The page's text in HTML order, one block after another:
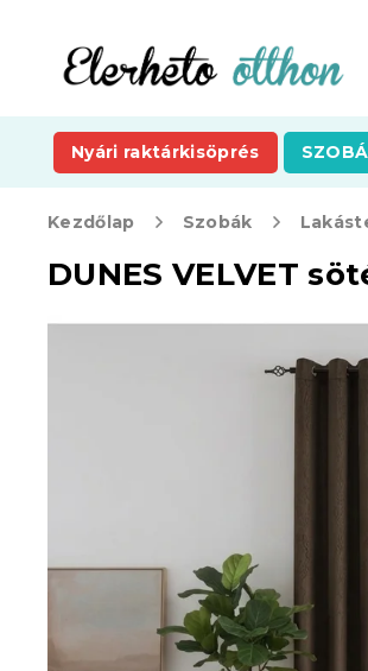
tartalomhoz
Nyári raktárkisöprés
Kezdőlap Szobák
DUNES VELVET